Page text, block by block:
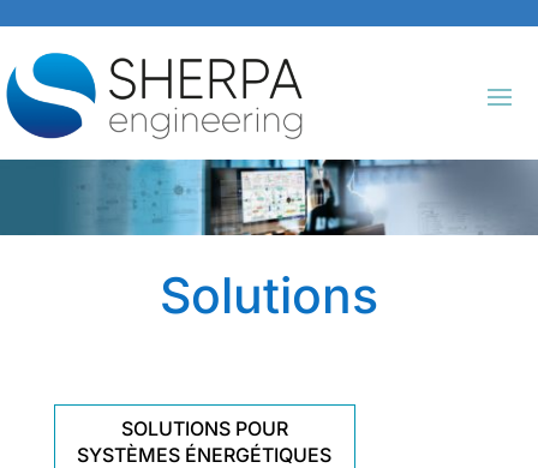
Solutions
SOLUTIONS POUR
SYSTÈMES ÉNERGÉTIQUES